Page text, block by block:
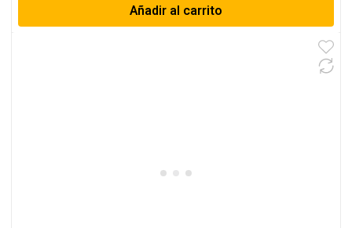
Añadir al carrito